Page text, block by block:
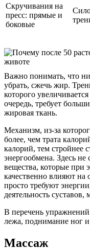
Скручивания на
пресс: прямые и
боковые
Важно понимать, что
убрать, сжечь жир.
которого
очередь, требует
жировая ткань.
Механизм, из-за
более, чем трата
калорий, тем стройнее
энергообмена. Здесь не
вещества, которые при
качественно влияют на
просто требуют
деятельность
В перечень
лежа, поднимание ног и
Массаж